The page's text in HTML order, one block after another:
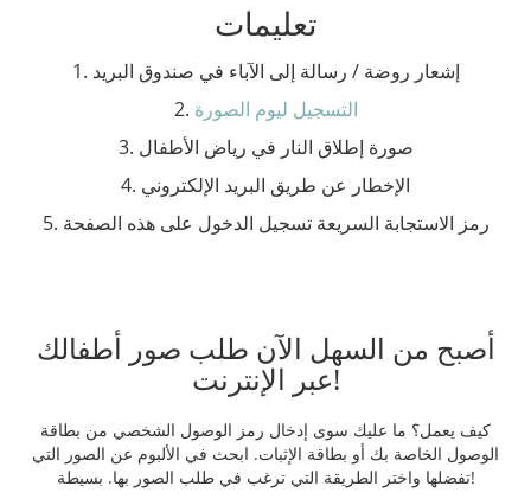
تعليمات
1. إشعار روضة / رسالة إلى الآباء في صندوق البريد
2. التسجيل ليوم الصورة
3. صورة إطلاق النار في رياض الأطفال
4. الإخطار عن طريق البريد الإلكتروني
5. رمز الاستجابة السريعة تسجيل الدخول على هذه الصفحة
أصبح من السهل الآن طلب صور أطفالك
عبر الإنترنت!
كيف يعمل؟ ما عليك سوى إدخال رمز الوصول الشخصي من بطاقة
الوصول الخاصة بك أو بطاقة الإثبات. ابحث في الألبوم عن الصور التي
تفضلها واختر الطريقة التي ترغب في طلب الصور بها. بسيطة!